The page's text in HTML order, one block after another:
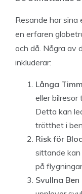
Resande har sina
en erfaren
och då. Några av
inkluderar:
Långa
eller bilresor
Detta kan
trötthet i
Risk för
sittande kan
på
Svullna